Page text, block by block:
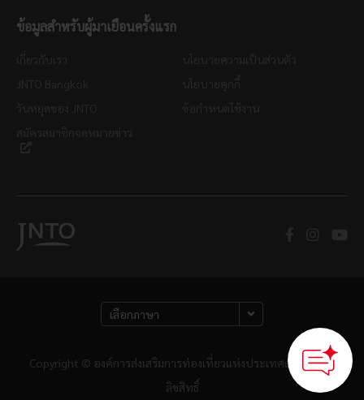
ข้อมูลสำหรับผู้มาเยือนครั้งแรก
Copyright © องค์การส่งเสริมการท่องเที่ยวแห่งประเทศญี่ปุ่น สงวน
ลิขสิทธิ์